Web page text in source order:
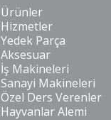
Ürünler
Hizmetler
Yedek Parça
Aksesuar
İş Makineleri
Sanayi Makineleri
Özel Ders Verenler
Hayvanlar Alemi